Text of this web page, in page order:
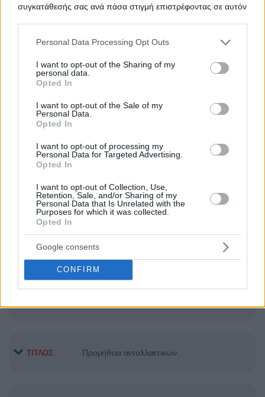
συγκατάθεσής σας ανά πάσα στιγμή επιστρέφοντας σε αυτόν
Please note that this website/app uses one or more Google
not limited to your visit or usage behaviour. You may click to
grant or deny consent to Google and its third-party tags to
use your data for below specified purposes in below Google
consent section.
Personal Data Processing Opt Outs
I want to opt-out of the Sharing of my
personal data.
Opted In
I want to opt-out of the Sale of my
Personal Data.
Opted In
I want to opt-out of processing my
Personal Data for Targeted Advertising.
Opted In
I want to opt-out of Collection, Use,
Retention, Sale, and/or Sharing of my
Personal Data that Is Unrelated with the
Purposes for which it was collected.
Opted In
Google consents
CONFIRM
ΤΙΤΛΟΣ
Προμήθεια μετρητών κυττάρων
αίματος
ΤΙΤΛΟΣ Υπηρεσίες μεταφοράς
ΤΙΤΛΟΣ
ΤΙΤΛΟΣ Προμήθεια χημικών πρόσθετων
ΤΙΤΛΟΣ Προμήθεια εκπαιδευτικών υλικών
ΤΙΤΛΟΣ
Προμήθεια συσκευών ανάλυσης για
ΤΙΤΛΟΣ Προμήθεια ανταλλακτικών